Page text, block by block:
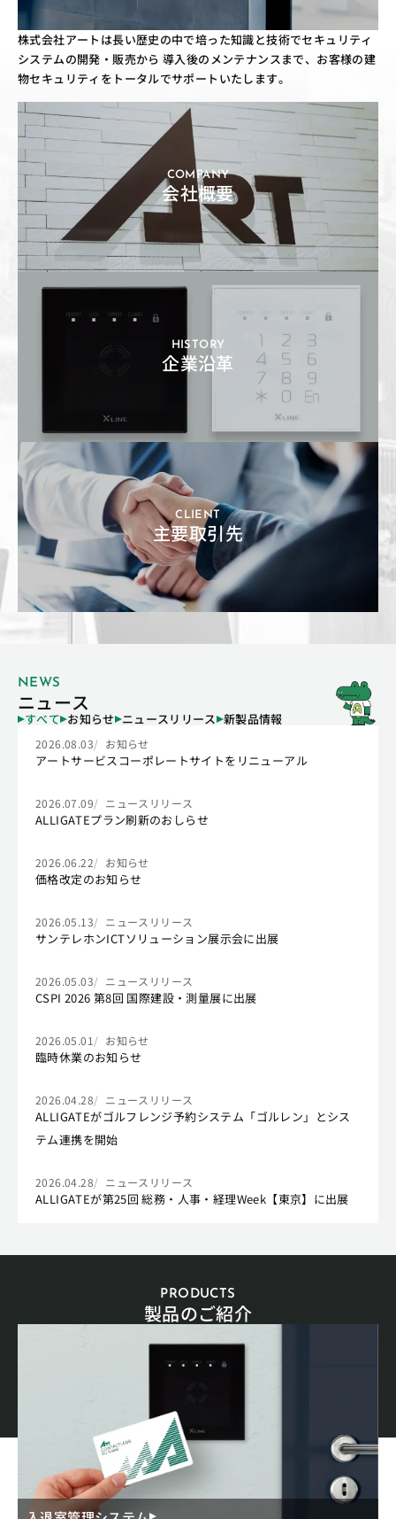
株式会社アートは長い歴史の中で培った知識と技術でセキュリティ
システムの開発・販売から 導入後のメンテナンスまで、お客様の建
物セキュリティをトータルでサポートいたします。
COMPANY
会社概要
HISTORY
企業沿革
CLIENT
主要取引先
NEWS
ニュース
すべて お知らせ ニュースリリース 新製品情報
2026.08.03 お知らせ
アートサービスコーポレートサイトをリニューアル
2026.07.09 ニュースリリース
ALLIGATEプラン刷新のおしらせ
2026.06.22 お知らせ
価格改定のお知らせ
2026.05.13 ニュースリリース
サンテレホンICTソリューション展示会に出展
2026.05.03 ニュースリリース
CSPI 2026 第8回 国際建設・測量展に出展
2026.05.01 お知らせ
臨時休業のお知らせ
2026.04.28 ニュースリリース
ALLIGATEがゴルフレンジ予約システム「ゴルレン」とシス
テム連携を開始
2026.04.28 ニュースリリース
ALLIGATEが第25回 総務・人事・経理Week【東京】に出展
PRODUCTS
製品のご紹介